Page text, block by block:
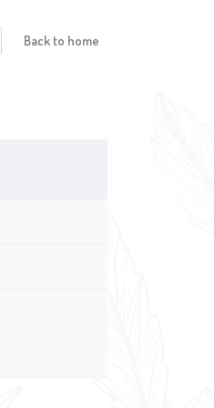
Back to home